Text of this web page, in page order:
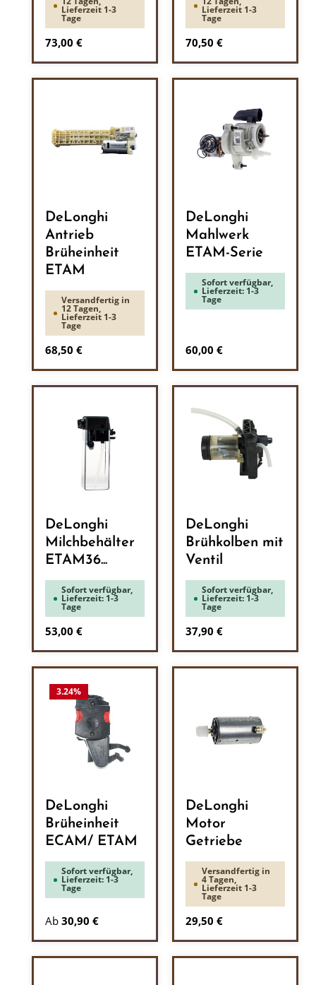
Lieferzeit 1-3
Tage
Regulärer Preis:
73,00 €
Lieferzeit 1-3
Tage
Regulärer Preis:
70,50 €
DeLonghi
Antrieb
Brüheinheit
ETAM
Versandfertig in
12 Tagen,
Lieferzeit 1-3
Tage
Regulärer Preis:
68,50 €
DeLonghi
Mahlwerk
ETAM-Serie
Sofort verfügbar,
Lieferzeit: 1-3
Tage
Regulärer Preis:
60,00 €
DeLonghi
Milchbehälter
ETAM36...
Sofort verfügbar,
Lieferzeit: 1-3
Tage
Regulärer Preis:
53,00 €
DeLonghi
Brühkolben mit
Ventil
Sofort verfügbar,
Lieferzeit: 1-3
Tage
Regulärer Preis:
37,90 €
3.24%
DeLonghi
Brüheinheit
ECAM/ ETAM
Sofort verfügbar,
Lieferzeit: 1-3
Tage
Ab 30,90 €
DeLonghi
Motor
Getriebe
Versandfertig in
4 Tagen,
Lieferzeit 1-3
Tage
Regulärer Preis:
29,50 €